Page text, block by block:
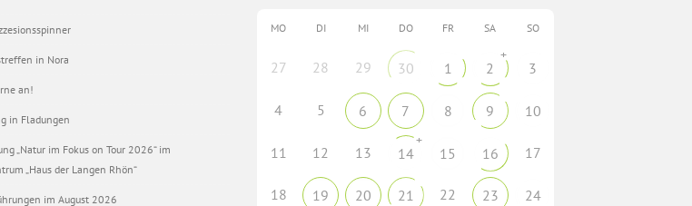
in Nora
an!
in Fladungen
„Natur im Fokus on Tour 2026“ im
„Haus der Langen Rhön“
im August 2026
MO DI MI DO FR SA SO
27 28 29 30 1 2
+
3
4 5 6 7 8 9 10
11 12 13 14
+
15 16 17
18 19 20 21 22 23 24